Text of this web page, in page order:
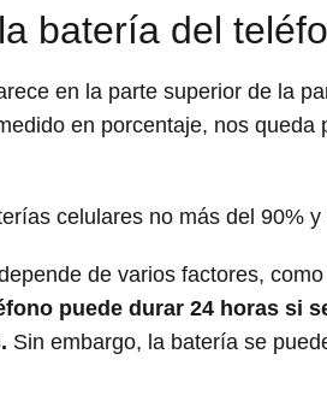
batería del
en la parte superior de la
en porcentaje, nos
celulares no más del 90%
de varios factores,
puede durar 24 horas si
Sin embargo, la batería se